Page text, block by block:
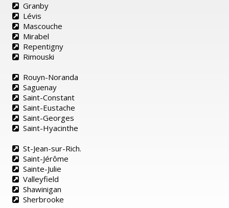
Granby
Lévis
Mascouche
Mirabel
Repentigny
Rimouski
Rouyn-Noranda
Saguenay
Saint-Constant
Saint-Eustache
Saint-Georges
Saint-Hyacinthe
St-Jean-sur-Rich.
Saint-Jérôme
Sainte-Julie
Valleyfield
Shawinigan
Sherbrooke